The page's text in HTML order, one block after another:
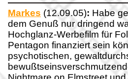
Markes (12.09.05): Habe
dem Genuß nur dringend
Hochglanz-Werbefilm für
Pentagon finanziert sein
psychotischen,